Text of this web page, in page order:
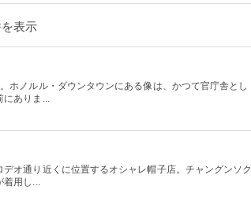
表示
ホノルル・ダウンタウンにある像は、かつて官庁舎とし
にありま...
オ通り近くに位置するオシャレ帽子店。チャングンソク
着用し...